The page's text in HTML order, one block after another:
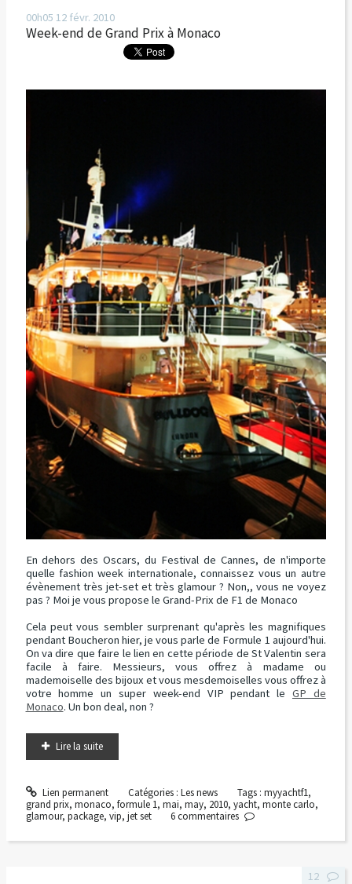
00h05 12 févr. 2010
Week-end de Grand Prix à Monaco
En dehors des Oscars, du Festival de Cannes, de n'importe
quelle fashion week internationale, connaissez vous un autre
évènement très jet-set et très glamour ? Non,, vous ne voyez
pas ? Moi je vous propose le Grand-Prix de F1 de Monaco
Cela peut vous sembler surprenant qu'après les magnifiques
pendant Boucheron hier, je vous parle de Formule 1 aujourd'hui.
On va dire que faire le lien en cette période de St Valentin sera
facile à faire. Messieurs, vous offrez à madame ou
mademoiselle des bijoux et vous mesdemoiselles vous offrez à
votre homme un super week-end VIP pendant le GP de
Monaco. Un bon deal, non ?
Lire la suite
Lien permanent Catégories : Les news Tags : myyachtf1,
grand prix, monaco, formule 1, mai, may, 2010, yacht, monte carlo,
glamour, package, vip, jet set 6commentaires
12